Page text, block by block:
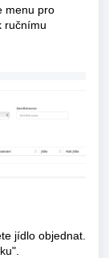
menu pro
ručnímu
jídlo objednat.